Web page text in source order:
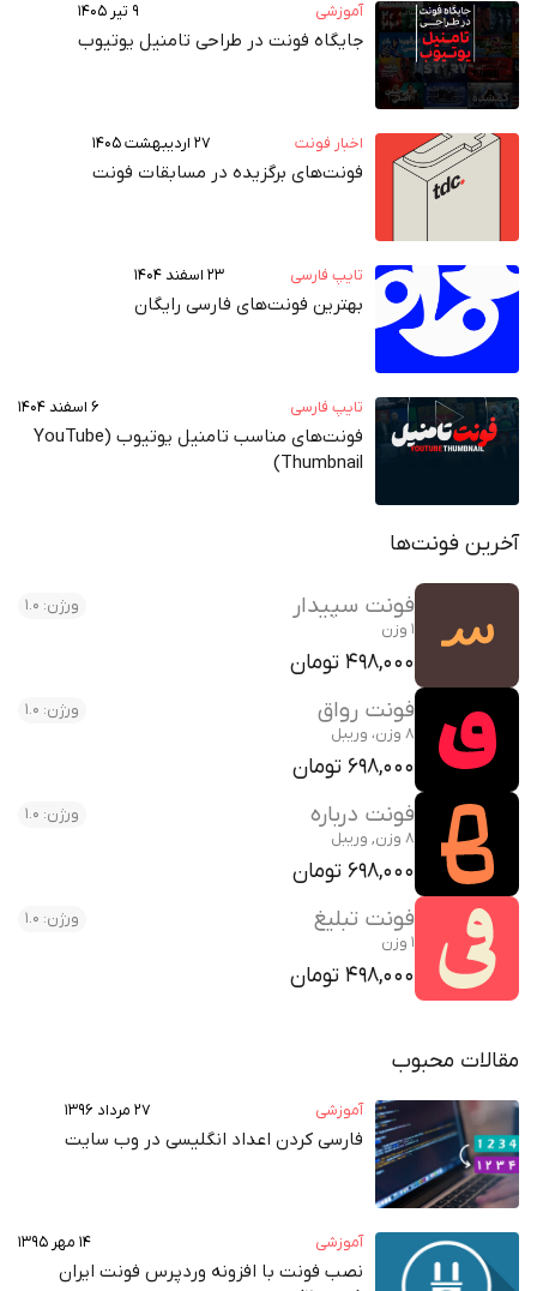
آموزشی ۹ تیر ۱۴۰۵
جایگاه فونت در طراحی تامنیل یوتیوب
اخبار فونت ۲۷ اردیبهشت ۱۴۰۵
فونت‌های برگزیده در مسابقات فونت
تایپ فارسی ۲۳ اسفند ۱۴۰۴
بهترین فونت‌های فارسی رایگان
تایپ فارسی ۶ اسفند ۱۴۰۴
فونت‌های مناسب تامنیل یوتیوب (YouTube
Thumbnail)
آخرین فونت‌ها
فونت سپیدار
ورژن: 1.0
1 وزن
498,000 تومان
فونت رواق
ورژن: 1.0
8 وزن، وریبل
698,000 تومان
فونت درباره
ورژن: 1.0
8 وزن, وریبل
698,000 تومان
فونت تبلیغ
ورژن: 1.0
1 وزن
498,000 تومان
مقالات محبوب
آموزشی ۲۷ مرداد ۱۳۹۶
فارسی کردن اعداد انگلیسی در وب‌ سایت
آموزشی ۱۴ مهر ۱۳۹۵
نصب فونت با افزونه وردپرس فونت ایران